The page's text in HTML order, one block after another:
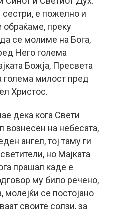
сестри, е пожелно и
преку
се молиме на Бога,
Него голема
Божја, Пресвета
голема милост пред
Христос.
дека кога Свети
вознесен на небесата,
ангел, тој таму ги
но Мајката
прашал каде е
му било речено,
молејќи се постојано
своите солзи, за